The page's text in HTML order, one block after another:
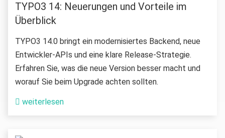
TYPO3 14: Neuerungen und Vorteile im
Überblick
TYPO3 14.0 bringt ein modernisiertes Backend, neue
Entwickler-APIs und eine klare Release-Strategie.
Erfahren Sie, was die neue Version besser macht und
worauf Sie beim Upgrade achten sollten.
weiterlesen